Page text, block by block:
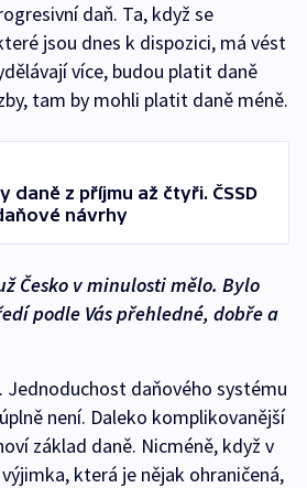
daň. Ta, když se
jsou dnes k dispozici, má vést
více, budou platit daně
tam by mohli platit daně méně.
daně z příjmu až čtyři. ČSSD
návrhy
Česko v minulosti mělo. Bylo
podle Vás přehledné, dobře a
Jednoduchost daňového systému
není. Daleko komplikovanější
základ daně. Nicméně, když v
která je nějak ohraničená,